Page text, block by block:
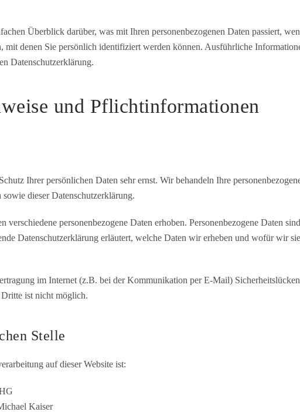
Überblick darüber, was mit Ihren personenbezogenen Daten passiert,
mit denen Sie persönlich identifiziert werden können. Ausführliche
Datenschutzerklärung.
und Pflichtinformationen
Ihrer persönlichen Daten sehr ernst. Wir behandeln Ihre
dieser Datenschutzerklärung.
verschiedene personenbezogene Daten erhoben. Personenbezogene Daten
Datenschutzerklärung erläutert, welche Daten wir erheben und wofür wir
im Internet (z.B. bei der Kommunikation per E-Mail)
ist nicht möglich.
Stelle
auf dieser Website ist:
Kaiser